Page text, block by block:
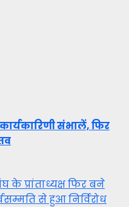
संभालें, फिर
के प्रांताध्यक्ष फिर बने
से हुआ निर्विरोध